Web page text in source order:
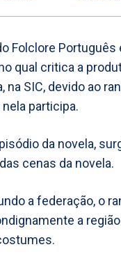
Folclore
qual critica a
na SIC, devido ao
participa.
da novela,
cenas da novela.
a federação, o
a